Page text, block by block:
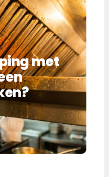
met